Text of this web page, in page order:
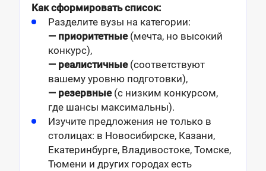
Как сформировать список:
Разделите вузы на категории:
— приоритетные(мечта, но высокий
конкурс),
— реалистичные(соответствуют
вашему уровню подготовки),
— резервные(с низким конкурсом,
где шансы максимальны).
Изучите предложения не только в
столицах: в Новосибирске, Казани,
Екатеринбурге, Владивостоке, Томске,
Тюмени и других городах есть